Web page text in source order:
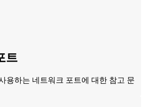
트
용하는 네트워크 포트에 대한 참고 문